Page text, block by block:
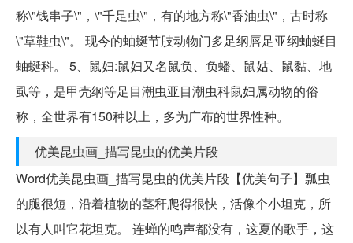
称\"钱串子\"，\"千足虫\"，有的地方称\"香油虫\"，古时称
\"草鞋虫\"。 现今的蚰蜒节肢动物门多足纲唇足亚纲蚰蜒目
蚰蜒科。 5、鼠妇:鼠妇又名鼠负、负蟠、鼠姑、鼠黏、地
虱等，是甲壳纲等足目潮虫亚目潮虫科鼠妇属动物的俗
称，全世界有150种以上，多为广布的世界性种。
优美昆虫画_描写昆虫的优美片段
Word优美昆虫画_描写昆虫的优美片段【优美句子】瓢虫
的腿很短，沿着植物的茎秆爬得很快，活像个小坦克，所
以有人叫它花坦克。 连蝉的鸣声都没有，这夏的歌手，这